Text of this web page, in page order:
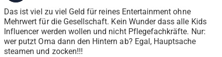
Das ist viel zu viel Geld für reines Entertainment ohne
Mehrwert für die Gesellschaft. Kein Wunder dass alle Kids
Influencer werden wollen und nicht Pflegefachkräfte. Nur:
wer putzt Oma dann den Hintern ab? Egal, Hauptsache
steamen und zocken!!!